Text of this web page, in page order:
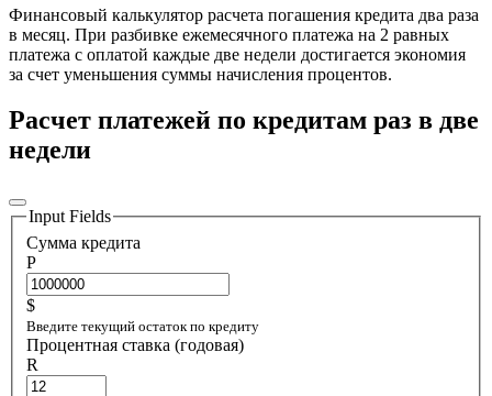
Финансовый калькулятор расчета погашения кредита два раза
в месяц. При разбивке ежемесячного платежа на 2 равных
платежа с оплатой каждые две недели достигается экономия
за счет уменьшения суммы начисления процентов.
Расчет платежей по кредитам раз в две
недели
Input Fields
Сумма кредита
P
$
Введите текущий остаток по кредиту
Процентная ставка (годовая)
R